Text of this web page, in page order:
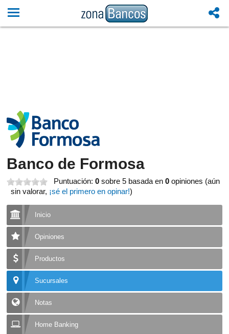
Banco de Formosa
Puntuación:0 sobre 5 basada en0 opiniones (aún
sin valorar, ¡sé el primero en opinar!)
Inicio
Opiniones
Productos
Sucursales
Notas
Home Banking